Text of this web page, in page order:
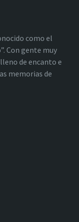
como el
Con gente muy
de encanto e
memorias de